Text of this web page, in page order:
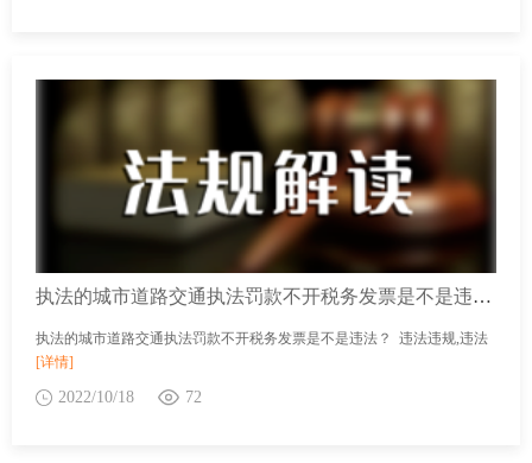
执法的城市道路交通执法罚款不开税务发票是不是违法？
执法的城市道路交通执法罚款不开税务发票是不是违法？ 违法违规,违法
[详情]
2022/10/18 72